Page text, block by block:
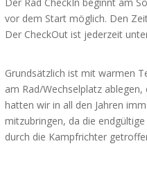
Der Rad CheckIn beginnt am
vor dem Start möglich. Den
Der CheckOut ist jederzeit
Grundsätzlich ist mit warmen
am Rad/Wechselplatz
hatten wir in all den Jahren
mitzubringen, da die
durch die Kampfrichter